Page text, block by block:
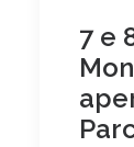
7 e